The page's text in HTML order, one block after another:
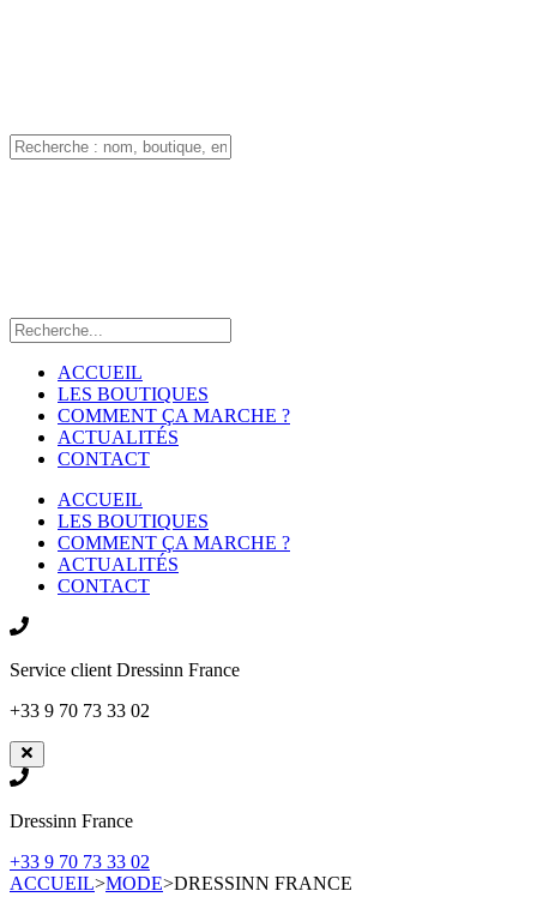
ACCUEIL
LES BOUTIQUES
COMMENT ÇA MARCHE ?
ACTUALITÉS
CONTACT
ACCUEIL
LES BOUTIQUES
COMMENT ÇA MARCHE ?
ACTUALITÉS
CONTACT
Service client Dressinn France
+33 9 70 73 33 02
Dressinn France
+33 9 70 73 33 02
ACCUEIL>MODE>DRESSINN FRANCE